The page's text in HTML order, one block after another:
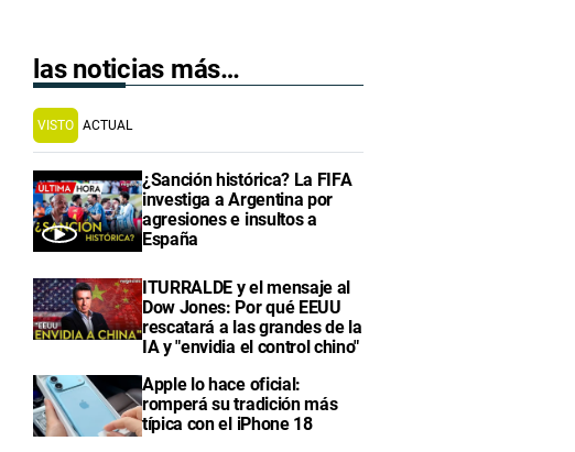
las noticias más…
VISTO ACTUAL
¿Sanción histórica? La FIFA
investiga a Argentina por
agresiones e insultos a
España
ITURRALDE y el mensaje al
Dow Jones: Por qué EEUU
rescatará a las grandes de la
IA y "envidia el control chino"
Apple lo hace oficial:
romperá su tradición más
típica con el iPhone 18